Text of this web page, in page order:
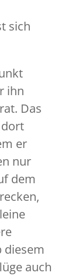
sich
ihn
Das
dort
er
nur
dem
diesem
auch